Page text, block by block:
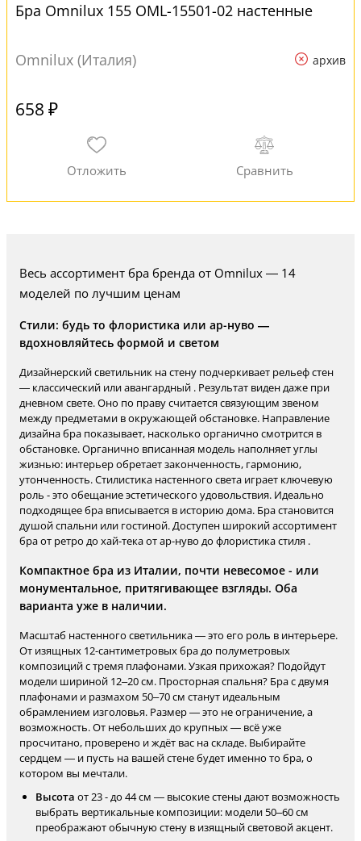
Бра Omnilux 155 OML-15501-02 настенные
Omnilux (Италия) архив
658 ₽
Весь ассортимент бра бренда от Omnilux — 14
моделей по лучшим ценам
Стили: будь то флористика или ар-нуво —
вдохновляйтесь формой и светом
Дизайнерский светильник на стену подчеркивает рельеф стен
— классический или авангардный . Результат виден даже при
дневном свете. Оно по праву считается связующим звеном
между предметами в окружающей обстановке. Направление
дизайна бра показывает, насколько органично смотрится в
обстановке. Органично вписанная модель наполняет углы
жизнью: интерьер обретает законченность, гармонию,
утонченность. Стилистика настенного света играет ключевую
роль - это обещание эстетического удовольствия. Идеально
подходящее бра вписывается в историю дома. Бра становится
душой спальни или гостиной. Доступен широкий ассортимент
бра от ретро до хай-тека от ар-нуво до флористика стиля .
Компактное бра из Италии, почти невесомое - или
монументальное, притягивающее взгляды. Оба
варианта уже в наличии.
Масштаб настенного светильника — это его роль в интерьере.
От изящных 12-сантиметровых бра до полуметровых
композиций с тремя плафонами. Узкая прихожая? Подойдут
модели шириной 12–20 см. Просторная спальня? Бра с двумя
плафонами и размахом 50–70 см станут идеальным
обрамлением изголовья. Размер — это не ограничение, а
возможность. От небольших до крупных — всё уже
просчитано, проверено и ждёт вас на складе. Выбирайте
сердцем — и пусть на вашей стене будет именно то бра, о
котором вы мечтали.
Высота от 23 - до 44 см — высокие стены дают возможность
выбрать вертикальные композиции: модели 50–60 см
преображают обычную стену в изящный световой акцент.